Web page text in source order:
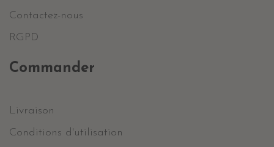
Contactez-nous
RGPD
Commander
Livraison
Conditions d'utilisation